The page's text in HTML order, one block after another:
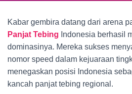
Kabar gembira datang dari arena
Panjat Tebing Indonesia berhasil
dominasinya. Mereka sukses
nomor speed dalam kejuaraan
menegaskan posisi Indonesia
kancah panjat tebing regional.